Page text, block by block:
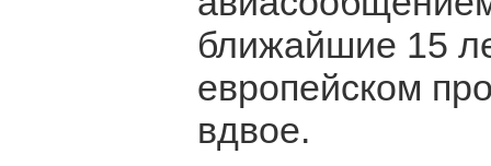
ближайшие 15
европейском
вдвое.